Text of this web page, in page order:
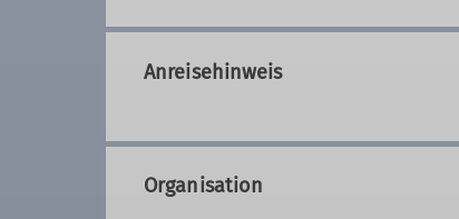
Anreisehinweis
Organisation